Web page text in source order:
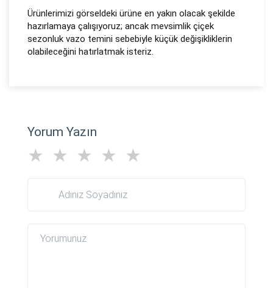
Ürünlerimizi görseldeki ürüne en yakın olacak şekilde
hazırlamaya çalışıyoruz; ancak mevsimlik çiçek
sezonluk vazo temini sebebiyle küçük değişikliklerin
olabileceğini hatırlatmak isteriz.
Yorum Yazın